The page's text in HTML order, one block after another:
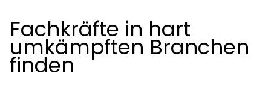
Fachkräfte in hart
umkämpften Branchen
finden